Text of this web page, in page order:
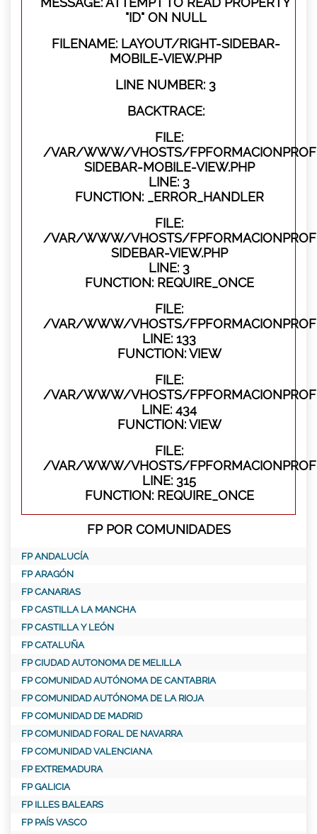
"ID" ON NULL
FILENAME: LAYOUT/RIGHT-SIDEBAR-
MOBILE-VIEW.PHP
LINE NUMBER: 3
BACKTRACE:
FILE:
/VAR/WWW/VHOSTS/
SIDEBAR-MOBILE-VIEW.PHP
LINE: 3
FUNCTION: _ERROR_HANDLER
FILE:
/VAR/WWW/VHOSTS/
SIDEBAR-VIEW.PHP
LINE: 3
FUNCTION: REQUIRE_ONCE
FILE:
/VAR/WWW/VHOSTS/
LINE: 133
FUNCTION: VIEW
FILE:
/VAR/WWW/VHOSTS/
LINE: 434
FUNCTION: VIEW
FILE:
/VAR/WWW/VHOSTS/
LINE: 315
FUNCTION: REQUIRE_ONCE
FP POR COMUNIDADES
FP ANDALUCÍA
FP ARAGÓN
FP CANARIAS
FP CASTILLA LA MANCHA
FP CASTILLA Y LEÓN
FP CATALUÑA
FP CIUDAD AUTONOMA DE MELILLA
FP COMUNIDAD AUTÓNOMA DE CANTABRIA
FP COMUNIDAD AUTÓNOMA DE LA RIOJA
FP COMUNIDAD DE MADRID
FP COMUNIDAD FORAL DE NAVARRA
FP COMUNIDAD VALENCIANA
FP EXTREMADURA
FP GALICIA
FP ILLES BALEARS
FP PAÍS VASCO